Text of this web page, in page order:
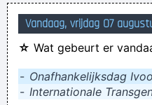
Dorald Van
heeft vorige week
geslagen. Dat dit nefast
Vandaag, vrijdag 07
☆ Wat gebeurt er
- Onafhankelijksdag
- Internationale